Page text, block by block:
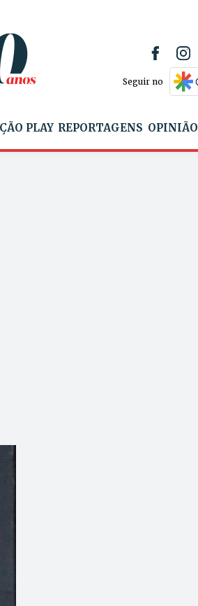
Seguir no
PLAY REPORTAGENS OPINIÃO